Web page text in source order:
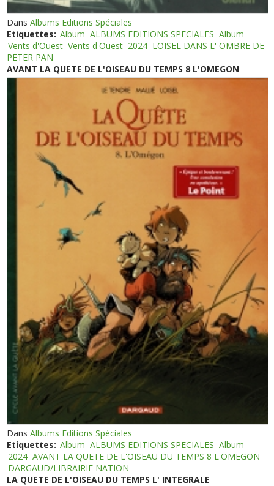
DansAlbums Editions Spéciales
Etiquettes: Album ALBUMS EDITIONS SPECIALES Album
Vents d'Ouest Vents d'Ouest 2024 LOISEL DANS L' OMBRE DE
PETER PAN
AVANT LA QUETE DE L'OISEAU DU TEMPS 8 L'OMEGON
DansAlbums Editions Spéciales
Etiquettes: Album ALBUMS EDITIONS SPECIALES Album
2024 AVANT LA QUETE DE L'OISEAU DU TEMPS 8 L'OMEGON
DARGAUD/LIBRAIRIE NATION
LA QUETE DE L'OISEAU DU TEMPS L' INTEGRALE